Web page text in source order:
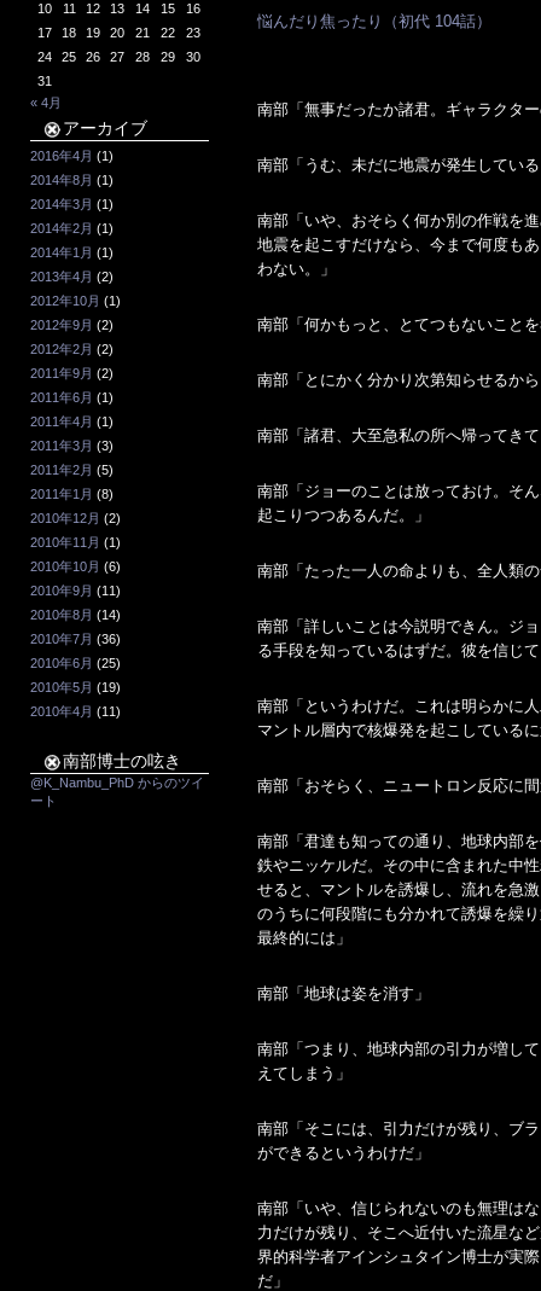
10
11 12 13 14 15
16
17
18 19 20 21 22
23
24
25 26 27 28 29
30
31
« 4月
アーカイブ
2016年4月 (1)
2014年8月 (1)
2014年3月 (1)
2014年2月 (1)
2014年1月 (1)
2013年4月 (2)
2012年10月 (1)
2012年9月 (2)
2012年2月 (2)
2011年9月 (2)
2011年6月 (1)
2011年4月 (1)
2011年3月 (3)
2011年2月 (5)
2011年1月 (8)
2010年12月 (2)
2010年11月 (1)
2010年10月 (6)
2010年9月 (11)
2010年8月 (14)
2010年7月 (36)
2010年6月 (25)
2010年5月 (19)
2010年4月 (11)
南部博士の呟き
@K_Nambu_PhD からのツイ
ート
悩んだり焦ったり（初代 104話）
南部「無事だったか諸君。ギャラクタ
南部「うむ、未だに地震が発生してい
南部「いや、おそらく何か別の作戦を
地震を起こすだけなら、今まで何度も
わない。」
南部「何かもっと、とてつもないこと
南部「とにかく分かり次第知らせるか
南部「諸君、大至急私の所へ帰ってき
南部「ジョーのことは放っておけ。そ
起こりつつあるんだ。」
南部「たった一人の命よりも、全人類
南部「詳しいことは今説明できん。ジ
る手段を知っているはずだ。彼を信じ
南部「というわけだ。これは明らかに
マントル層内で核爆発を起こしている
南部「おそらく、ニュートロン反応に
南部「君達も知っての通り、地球内部
鉄やニッケルだ。その中に含まれた中
せると、マントルを誘爆し、流れを急
のうちに何段階にも分かれて誘爆を繰
最終的には」
南部「地球は姿を消す」
南部「つまり、地球内部の引力が増し
えてしまう」
南部「そこには、引力だけが残り、ブ
ができるというわけだ」
南部「いや、信じられないのも無理は
力だけが残り、そこへ近付いた流星な
界的科学者アインシュタイン博士が実
だ」